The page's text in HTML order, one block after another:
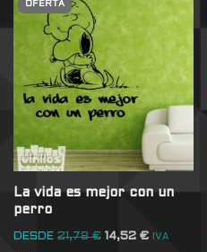
OFERTA
La vida es mejor con un
perro
DESDE 21,78€ 14,52 € IVA